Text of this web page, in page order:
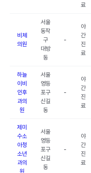
료
비체
의원
서울
동작
구
대방
동
-
야
간
진
료
하늘
이비
인후
과의
원
서울
영등
포구
신길
동
-
야
간
진
료
제미
수소
아청
소년
과의
원
서울
영등
포구
신길
동
-
야
간
진
료